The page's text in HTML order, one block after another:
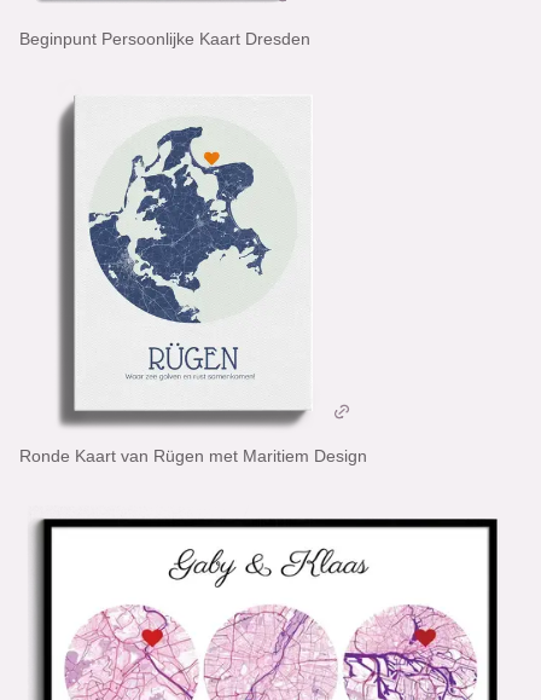
Beginpunt Persoonlijke Kaart Dresden
Ronde Kaart van Rügen met Maritiem Design